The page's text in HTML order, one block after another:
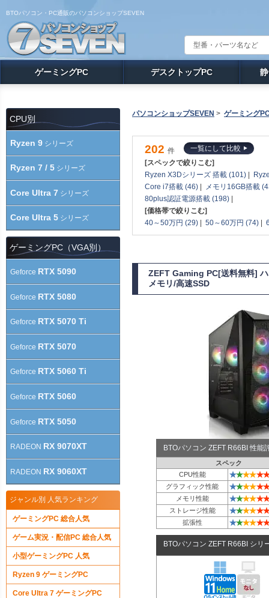
BTOパソコン・PC通販のパソコンショップSEVEN
ゲーミングPC デスクトップPC
パソコンショップSEVEN > ゲーミング
202 件
一覧にして比較
[スペックで絞りこむ]
Ryzen X3Dシリーズ 搭載 (101) |
Core i7搭載 (46) |
メモリ16GB搭載
80plus認証電源搭載 (198) |
[価格帯で絞りこむ]
40～50万円 (29) | 50～60万円 (74) |
ZEFT Gaming PC[送料無料]
メモリ/高速SSD
BTOパソコン ZEFT R66BI 性能
スペック
CPU性能
★★★★★★
グラフィック性能 ★★★★★★
メモリ性能 ★★★★★★
ストレージ性能 ★★★★★★
拡張性 ★★★★★★
BTOパソコン ZEFT R66BI シリ
CPU別
Ryzen 9 シリーズ
Ryzen 7 / 5 シリーズ
Core Ultra 7 シリーズ
Core Ultra 5 シリーズ
ゲーミングPC（VGA別）
Geforce RTX 5090
Geforce RTX 5080
Geforce RTX 5070 Ti
Geforce RTX 5070
Geforce RTX 5060 Ti
Geforce RTX 5060
Geforce RTX 5050
RADEON RX 9070XT
RADEON RX 9060XT
ジャンル別 人気ランキング
ゲーミングPC 総合人気
ゲーム実況・配信PC 総合人気
小型ゲーミングPC 人気
Ryzen 9 ゲーミングPC
Core Ultra 7 ゲーミングPC